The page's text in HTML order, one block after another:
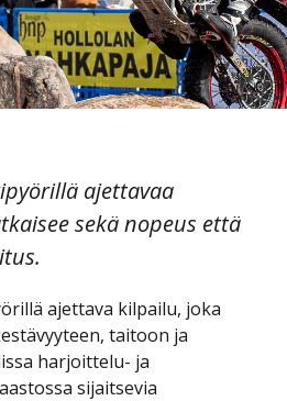
ajettavaa
sekä nopeus että
ajettava kilpailu, joka
taitoon ja
harjoittelu- ja
sijaitsevia